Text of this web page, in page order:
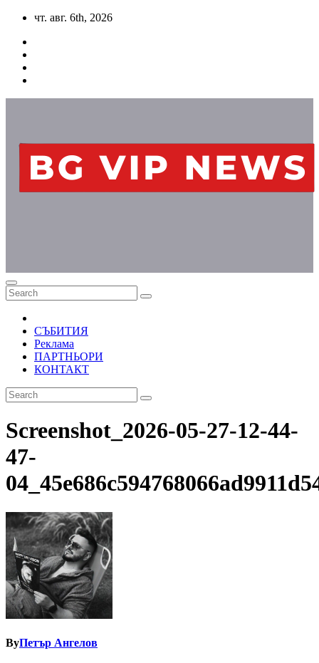
Skip
content
чт. авг. 6th, 2026
СЪБИТИЯ
Реклама
ПАРТНЬОРИ
КОНТАКТ
Screenshot_2026-05-27-12-44-
47-
ByПетър Ангелов